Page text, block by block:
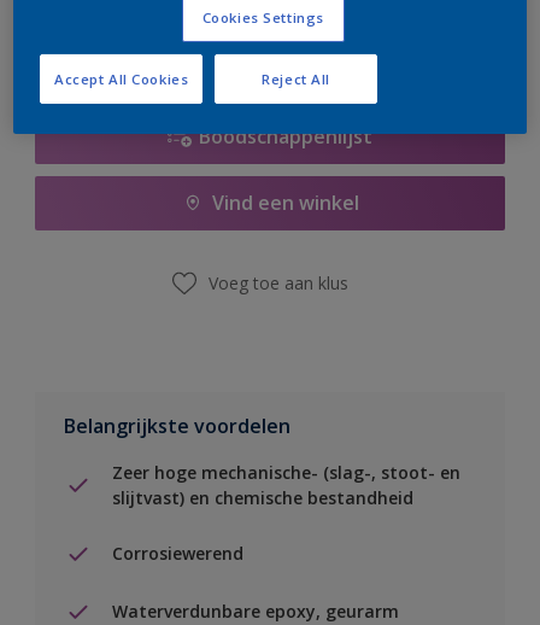
Boodschappenlijst
Vind een winkel
Voeg toe aan klus
Belangrijkste voordelen
Zeer hoge mechanische- (slag-, stoot- en
slijtvast) en chemische bestandheid
Corrosiewerend
Waterverdunbare epoxy, geurarm
Cookies Settings
Reject All
Accept All Cookies